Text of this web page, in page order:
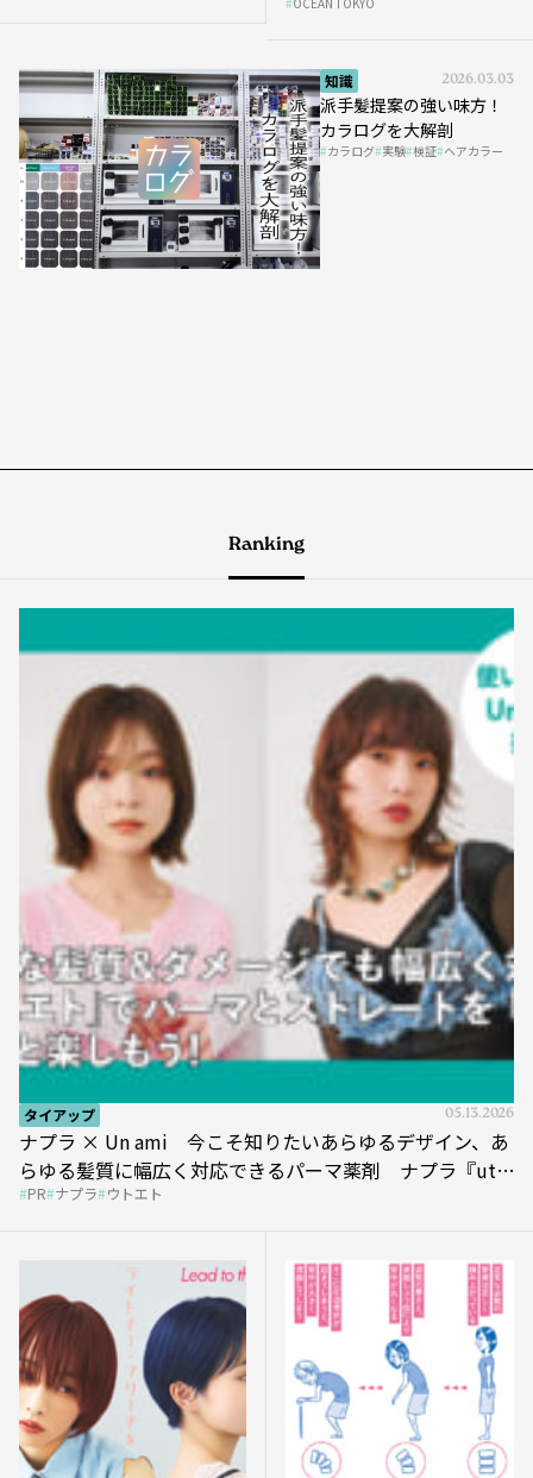
知識 2026.03.03
派手髪提案の強い味方！
カラログを大解剖
カラログ 実験 検証 ヘアカラー
Ranking
タイアップ 05.13.2026
ナプラ × Un ami 今こそ知りたいあらゆるデザイン、あ
らゆる髪質に幅広く対応できるパーマ薬剤 ナプラ『ut-
et』
PR ナプラ ウトエト